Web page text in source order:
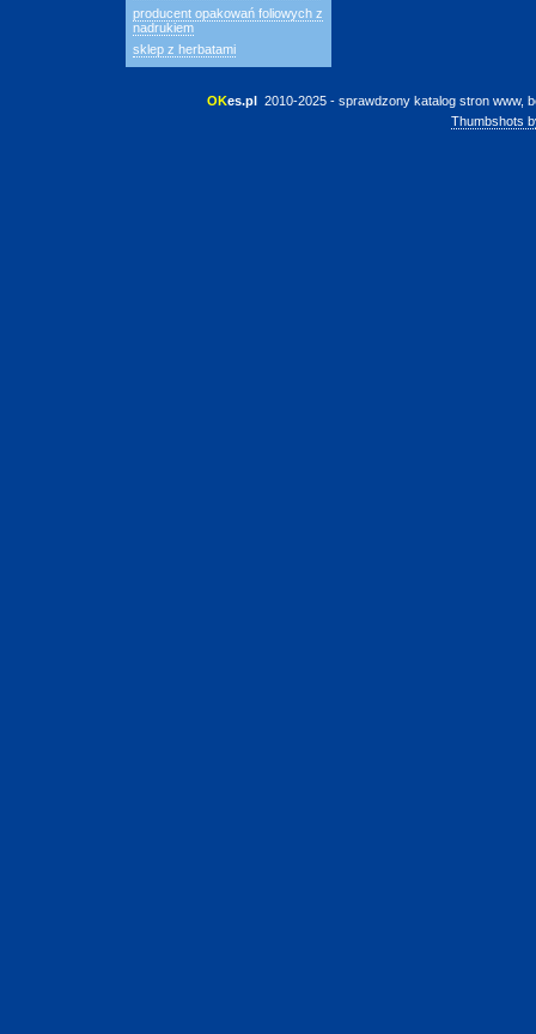
producent opakowań foliowych z
nadrukiem
sklep z herbatami
OKes.pl 2010-2025 - sprawdzony katalog stron www,
Thumbshots